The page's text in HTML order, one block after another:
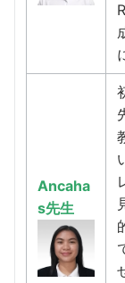
Ancaha
s先生